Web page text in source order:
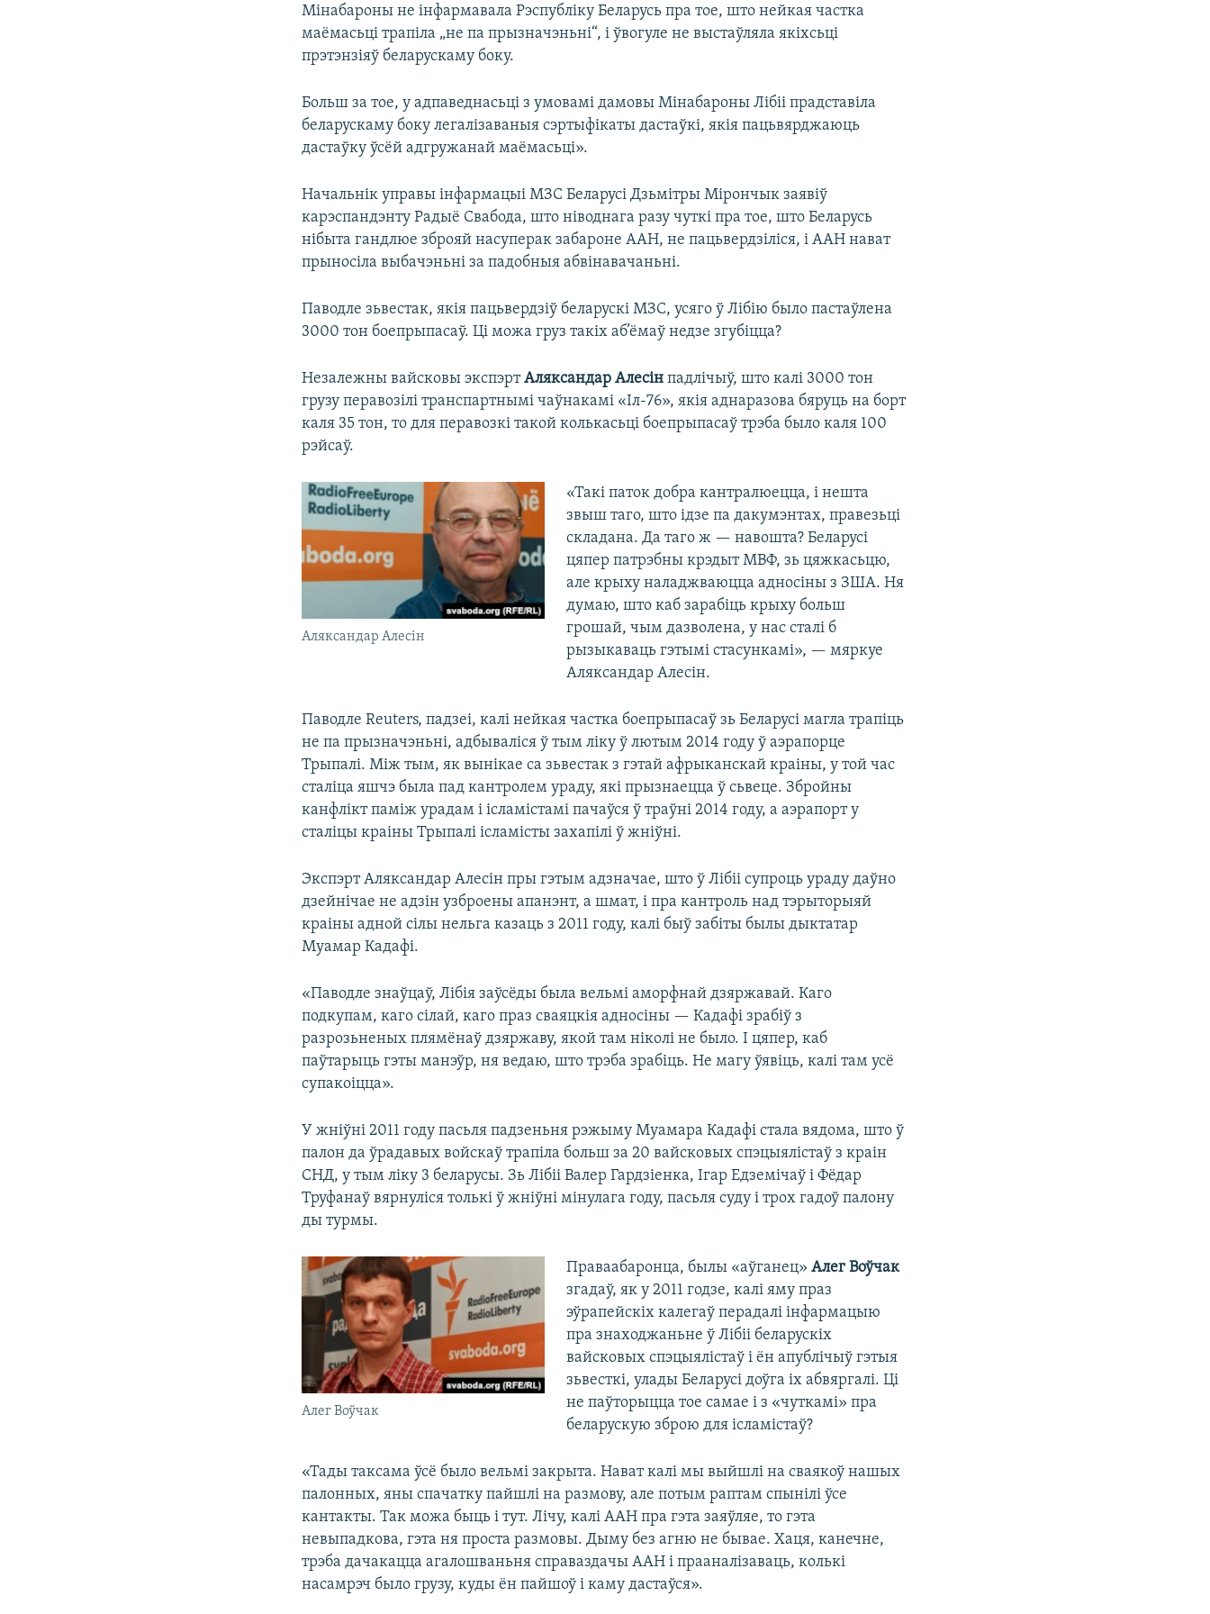
Мінабароны не інфармавала Рэспубліку Беларусь пра тое, што нейкая частка
маёмасьці трапіла „не па прызначэньні“, і ўвогуле не выстаўляла якіхсьці
прэтэнзіяў беларускаму боку.
Больш за тое, у адпаведнасьці з умовамі дамовы Мінабароны Лібіі прадставіла
беларускаму боку легалізаваныя сэртыфікаты дастаўкі, якія пацьвярджаюць
дастаўку ўсёй адгружанай маёмасьці».
Начальнік управы інфармацыі МЗС Беларусі Дзьмітры Мірончык заявіў
карэспандэнту Радыё Свабода, што ніводнага разу чуткі пра тое, што Беларусь
нібыта гандлюе зброяй насуперак забароне ААН, не пацьвердзіліся, і ААН нават
прыносіла выбачэньні за падобныя абвінавачаньні.
Паводле зьвестак, якія пацьвердзіў беларускі МЗС, усяго ў Лібію было пастаўлена
3000 тон боепрыпасаў. Ці можа груз такіх аб’ёмаў недзе згубіцца?
Незалежны вайсковы экспэртАляксандар Алесін падлічыў, што калі 3000 тон
грузу перавозілі транспартнымі чаўнакамі «Іл-76», якія аднаразова бяруць на борт
каля 35 тон, то для перавозкі такой колькасьці боепрыпасаў трэба было каля 100
рэйсаў.
Аляксандар Алесін
«Такі паток добра кантралюецца, і нешта
звыш таго, што ідзе па дакумэнтах, правезьці
складана. Да таго ж — навошта? Беларусі
цяпер патрэбны крэдыт МВФ, зь цяжкасьцю,
але крыху наладжваюцца адносіны з ЗША. Ня
думаю, што каб зарабіць крыху больш
грошай, чым дазволена, у нас сталі б
рызыкаваць гэтымі стасункамі», — мяркуе
Аляксандар Алесін.
Паводле Reuters, падзеі, калі нейкая частка боепрыпасаў зь Беларусі магла трапіць
не па прызначэньні, адбываліся ў тым ліку ў лютым 2014 году ў аэрапорце
Трыпалі. Між тым, як вынікае са зьвестак з гэтай афрыканскай краіны, у той час
сталіца яшчэ была пад кантролем ураду, які прызнаецца ў сьвеце. Збройны
канфлікт паміж урадам і ісламістамі пачаўся ў траўні 2014 году, а аэрапорт у
сталіцы краіны Трыпалі ісламісты захапілі ў жніўні.
Экспэрт Аляксандар Алесін пры гэтым адзначае, што ў Лібіі супроць ураду даўно
дзейнічае не адзін узброены апанэнт, а шмат, і пра кантроль над тэрыторыяй
краіны адной сілы нельга казаць з 2011 году, калі быў забіты былы дыктатар
Муамар Кадафі.
«Паводле знаўцаў, Лібія заўсёды была вельмі аморфнай дзяржавай. Каго
подкупам, каго сілай, каго праз сваяцкія адносіны — Кадафі зрабіў з
разрозьненых плямёнаў дзяржаву, якой там ніколі не было. І цяпер, каб
паўтарыць гэты манэўр, ня ведаю, што трэба зрабіць. Не магу ўявіць, калі там усё
супакоіцца».
У жніўні 2011 году пасьля падзеньня рэжыму Муамара Кадафі стала вядома, што ў
палон да ўрадавых войскаў трапіла больш за 20 вайсковых спэцыялістаў з краін
СНД, у тым ліку 3 беларусы. Зь Лібіі Валер Гардзіенка, Ігар Едземічаў і Фёдар
Труфанаў вярнуліся толькі ў жніўні мінулага году, пасьля суду і трох гадоў палону
ды турмы.
Алег Воўчак
Праваабаронца, былы «аўганец» Алег Воўчак
згадаў, як у 2011 годзе, калі яму праз
эўрапейскіх калегаў перадалі інфармацыю
пра знаходжаньне ў Лібіі беларускіх
вайсковых спэцыялістаў і ён апублічыў гэтыя
зьвесткі, улады Беларусі доўга іх абвяргалі. Ці
не паўторыцца тое самае і з «чуткамі» пра
беларускую зброю для ісламістаў?
«Тады таксама ўсё было вельмі закрыта. Нават калі мы выйшлі на сваякоў нашых
палонных, яны спачатку пайшлі на размову, але потым раптам спынілі ўсе
кантакты. Так можа быць і тут. Лічу, калі ААН пра гэта заяўляе, то гэта
невыпадкова, гэта ня проста размовы. Дыму без агню не бывае. Хаця, канечне,
трэба дачакацца агалошваньня справаздачы ААН і прааналізаваць, колькі
насамрэч было грузу, куды ён пайшоў і каму дастаўся».